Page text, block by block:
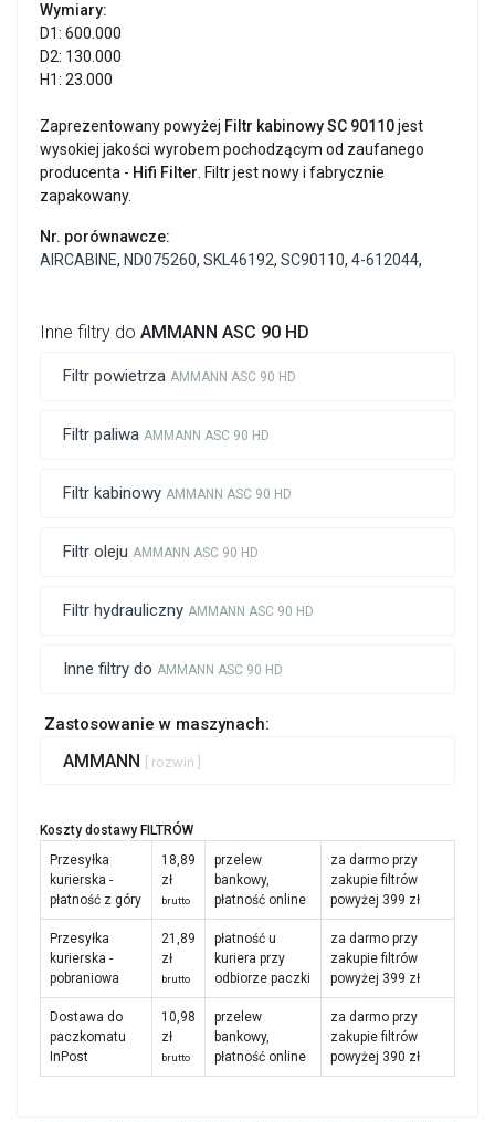
Inne filtry do AMMANN ASC 90 HD
Filtr powietrza AMMANN ASC 90 HD
Filtr paliwa AMMANN ASC 90 HD
Filtr kabinowy AMMANN ASC 90 HD
Filtr oleju AMMANN ASC 90 HD
Filtr hydrauliczny AMMANN ASC 90 HD
Inne filtry do AMMANN ASC 90 HD
Wymiary:
D1: 600.000
D2: 130.000
H1: 23.000
Zaprezentowany powyżej Filtr kabinowy SC 90110jest
wysokiej jakości wyrobem pochodzącym od zaufanego
producenta - Hifi Filter . Filtr jest nowy i fabrycznie
zapakowany.
Nr. porównawcze:
AIRCABINE, ND075260, SKL46192, SC90110, 4-612044,
Zastosowanie w maszynach:
AMMANN [ rozwiń ]
Koszty dostawy FILTRÓW
Przesyłka
kurierska -
płatność z góry
18,89
zł
brutto
przelew
bankowy,
płatność online
za darmo przy
zakupie filtrów
powyżej 399 zł
Przesyłka
kurierska -
pobraniowa
21,89
zł
brutto
płatność u
kuriera przy
odbiorze paczki
za darmo przy
zakupie filtrów
powyżej 399 zł
Dostawa do
paczkomatu
InPost
10,98
zł
brutto
przelew
bankowy,
płatność online
za darmo przy
zakupie filtrów
powyżej 390 zł